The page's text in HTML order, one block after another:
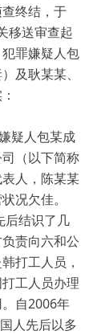
终结，于
移送审查起
罪嫌疑人包
及耿某某、
疑人包某成
（以下简称
人，陈某某
况欠佳。
后结识了几
责向六和公
打工人员，
工人员办理
自2006年
人先后以多